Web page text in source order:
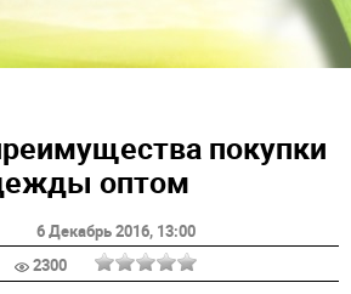
покупки
оптом
6 Декабрь 2016, 13:00
2300